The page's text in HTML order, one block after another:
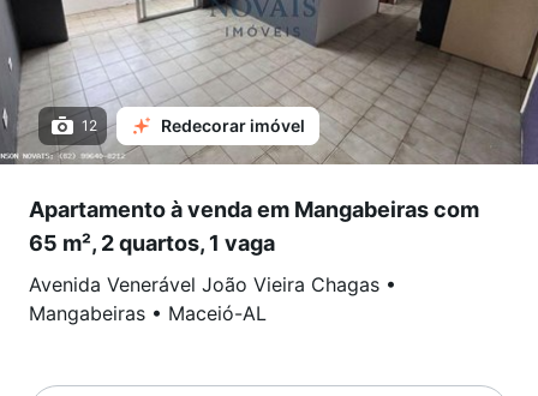
12 Redecorar imóvel
Apartamento à venda em Mangabeiras com
65 m², 2 quartos, 1 vaga
Avenida Venerável João Vieira Chagas •
Mangabeiras • Maceió-AL